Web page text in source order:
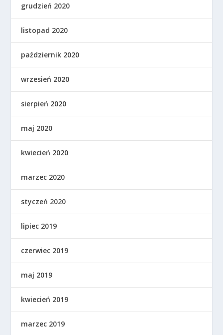
grudzień 2020
listopad 2020
październik 2020
wrzesień 2020
sierpień 2020
maj 2020
kwiecień 2020
marzec 2020
styczeń 2020
lipiec 2019
czerwiec 2019
maj 2019
kwiecień 2019
marzec 2019